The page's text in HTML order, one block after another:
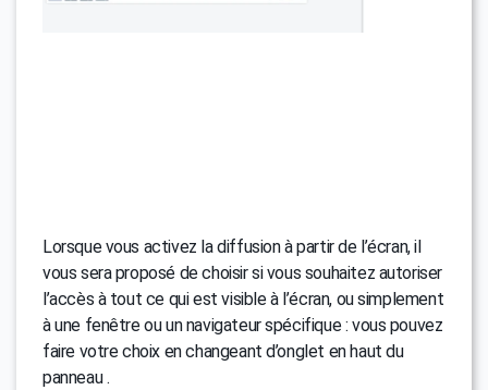
Lorsque vous activez la diffusion à partir de l’écran, il
vous sera proposé de choisir si vous souhaitez autoriser
l’accès à tout ce qui est visible à l’écran, ou simplement
à une fenêtre ou un navigateur spécifique : vous pouvez
faire votre choix en changeant d’onglet en haut du
panneau .